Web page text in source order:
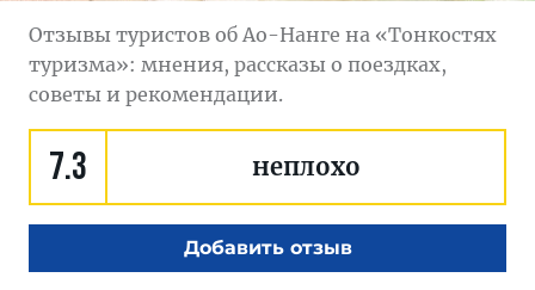
Отзывы туристов об Ао-Нанге на «Тонкостях
туризма»: мнения, рассказы о поездках,
советы и рекомендации.
7.3 неплохо
Добавить отзыв